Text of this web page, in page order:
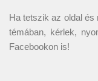
Ha tetszik az oldal
témában, kérlek,
Facebookon is!